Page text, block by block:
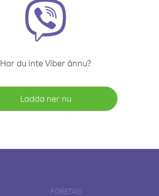
Har du inte Viber ännu?
Ladda ner nu
FÖRETAG